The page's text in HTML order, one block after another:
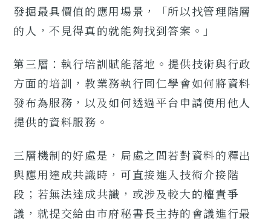
發掘最具價值的應用場景，「所以找管理階層
的人，不見得真的就能夠找到答案。」
第三層：執行培訓賦能落地。提供技術與行政
方面的培訓，教業務執行同仁學會如何將資料
發布為服務，以及如何透過平台申請使用他人
提供的資料服務。
三層機制的好處是，局處之間若對資料的釋出
與應用達成共識時，可直接進入技術介接階
段；若無法達成共識，或涉及較大的權責爭
議，就提交給由市府秘書長主持的會議進行最